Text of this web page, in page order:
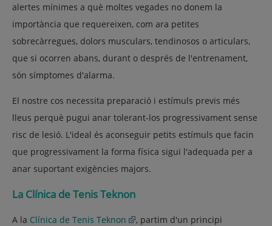
alertes mínimes a què moltes vegades no donem la
importància que requereixen, com ara petites
sobrecàrregues, dolors musculars, tendinosos o articulars,
que si ocorren abans, durant o després de l'entrenament,
són símptomes d'alarma.
El nostre cos necessita preparació i estímuls previs més
lleus perquè pugui anar tolerant-los progressivament sense
risc de lesió. L'ideal és aconseguir petits estímuls que facin
que progressivament la forma física sigui l'adequada per a
anar suportant exigències majors.
La Clínica de Tenis Teknon
A la Clínica de Tenis Teknon
, partim d'un principi